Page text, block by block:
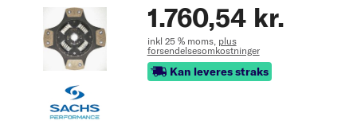
1.760,54 kr.
inkl 25 % moms, plus
forsendelsesomkostninger
Kan leveres straks